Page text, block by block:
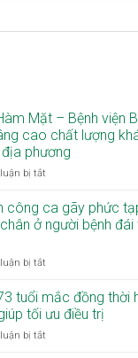
Mặt – Bệnh viện
cao chất lượng
phương
bị tắt
Răng
Hàm
Mặt
Bạch
Mai
cơ
công ca gãy phức
ở người bệnh
bị tắt
trị
thành
công
tuổi mắc đồng thời
tối ưu điều trị
bị tắt